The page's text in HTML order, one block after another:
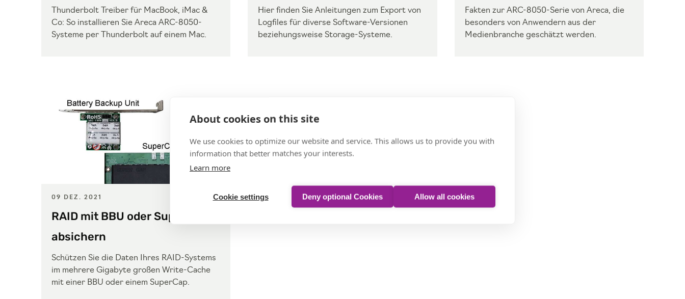
Thunderbolt Treiber für MacBook, iMac &
Co: So installieren Sie Areca ARC-8050-
Systeme per Thunderbolt auf einem Mac.
Hier finden Sie Anleitungen zum Export von
Logfiles für diverse Software-Versionen
beziehungsweise Storage-Systeme.
Fakten zur ARC-8050-Serie von Areca, die
besonders von Anwendern aus der
Medienbranche geschätzt werden.
09 DEZ. 2021
RAID mit BBU oder SuperCap
absichern
Schützen Sie die Daten Ihres RAID-Systems
im mehrere Gigabyte großen Write-Cache
mit einer BBU oder einem SuperCap.
About cookies on this site
We use cookies to optimize our website and service. This allows us to provide you with
information that better matches your interests.
Learn more
Cookie settings Deny optional Cookies Allow all cookies